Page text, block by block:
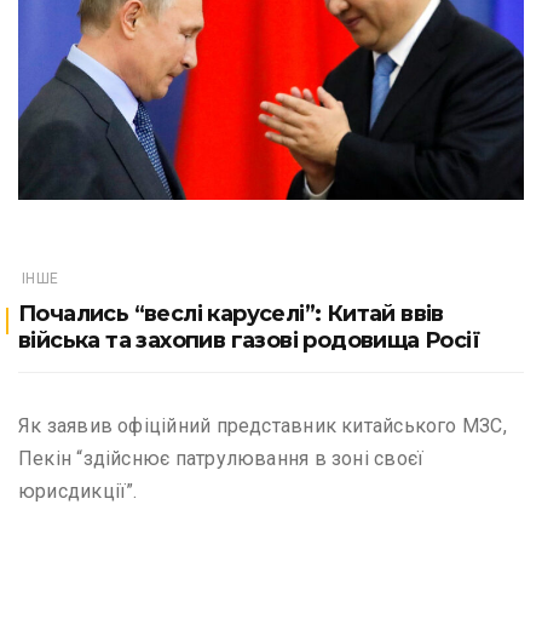
ІНШЕ
Почались “веслі каруселі”: Китай ввів
війська та захопив газові родовища Росії
Як заявив офіційний представник китайського МЗС,
Пекін “здійснює патрулювання в зоні своєї
юрисдикції”.